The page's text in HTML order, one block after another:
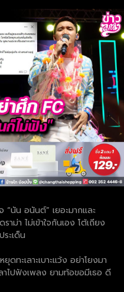
นัน อนันต์” เยอะมากและ
ม่า ไม่เข้าใจกันเอง โต้เถียง
ระเด็น
ทะเลาะเบาะแว้ง อย่าโยงมา
าไปฟังเพลง ยามท้อขอมีเธอ ดี